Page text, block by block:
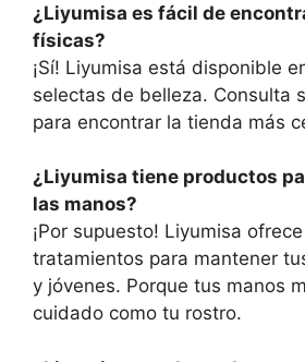
¿Liyumisa es fácil de
físicas?
¡Sí! Liyumisa está disponible
selectas de belleza. Consulta
para encontrar la tienda más
¿Liyumisa tiene productos
las manos?
¡Por supuesto! Liyumisa
tratamientos para mantener
y jóvenes. Porque tus manos
cuidado como tu rostro.